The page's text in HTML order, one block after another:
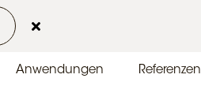
Kontakt
Anwendungen Referenzen